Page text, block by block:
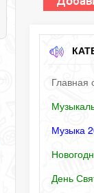
Главная
Музыка
День